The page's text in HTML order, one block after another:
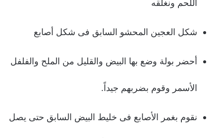
اللحم ونغلقه
شكل العجین المحشو السابق فى شكل أصابع
أحضر بولة وضع بها البیض والقلیل من الملح والفلفل
الأسمر وقوم بضربهم جیداً.
نقوم بغمر الأصابع فى خلیط البیض السابق حتى یصل